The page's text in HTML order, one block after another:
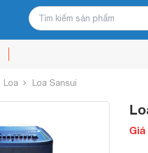
Loa Loa Sansui
Giá